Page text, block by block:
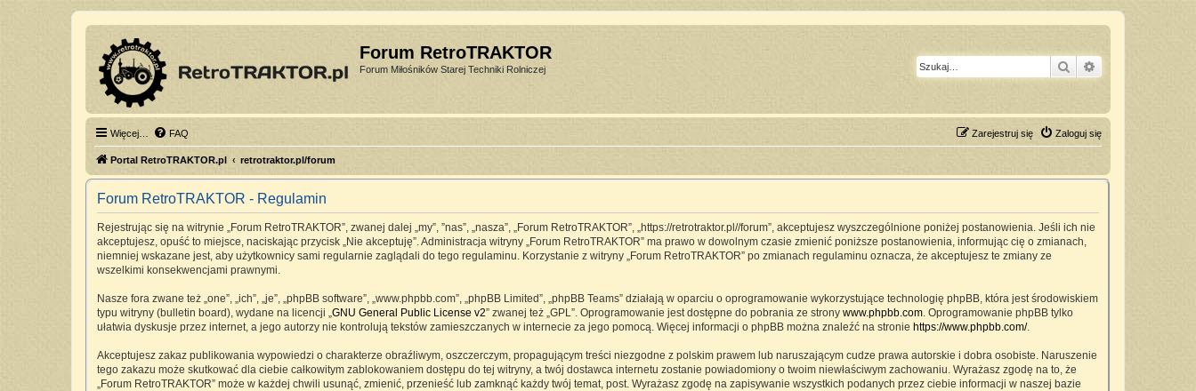
Forum RetroTRAKTOR
Forum Miłośników Starej Techniki Rolniczej Szukaj
Więcej… FAQ Zaloguj się
Zarejestruj się
Portal RetroTRAKTOR.pl retrotraktor.pl/forum
Forum RetroTRAKTOR - Regulamin
Rejestrując się na witrynie „Forum RetroTRAKTOR”, zwanej dalej „my”, ”nas”, „nasza”, „Forum RetroTRAKTOR”, „https://retrotraktor.pl//forum”, akceptujesz wyszczególnione poniżej postanowienia. Jeśli ich nie
akceptujesz, opuść to miejsce, naciskając przycisk „Nie akceptuję”. Administracja witryny „Forum RetroTRAKTOR” ma prawo w dowolnym czasie zmienić poniższe postanowienia, informując cię o zmianach,
niemniej wskazane jest, aby użytkownicy sami regularnie zaglądali do tego regulaminu. Korzystanie z witryny „Forum RetroTRAKTOR” po zmianach regulaminu oznacza, że akceptujesz te zmiany ze
wszelkimi konsekwencjami prawnymi.
Nasze fora zwane też „one”, „ich”, „je”, „phpBB software”, „www.phpbb.com”, „phpBB Limited”, „phpBB Teams” działają w oparciu o oprogramowanie wykorzystujące technologię phpBB, która jest środowiskiem
typu witryny (bulletin board), wydane na licencji „GNU General Public License v2” zwanej też „GPL”. Oprogramowanie jest dostępne do pobrania ze strony www.phpbb.com. Oprogramowanie phpBB tylko
ułatwia dyskusje przez internet, a jego autorzy nie kontrolują tekstów zamieszczanych w internecie za jego pomocą. Więcej informacji o phpBB można znaleźć na stronie https://www.phpbb.com/.
Akceptujesz zakaz publikowania wypowiedzi o charakterze obraźliwym, oszczerczym, propagującym treści niezgodne z polskim prawem lub naruszającym cudze prawa autorskie i dobra osobiste. Naruszenie
tego zakazu może skutkować dla ciebie całkowitym zablokowaniem dostępu do tej witryny, a twój dostawca internetu zostanie powiadomiony o twoim niewłaściwym zachowaniu. Wyrażasz zgodę na to, że
„Forum RetroTRAKTOR” może w każdej chwili usunąć, zmienić, przenieść lub zamknąć każdy twój temat, post. Wyrażasz zgodę na zapisywanie wszystkich podanych przez ciebie informacji w naszej bazie